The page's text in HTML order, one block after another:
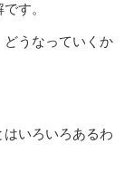
す。
うなっていくか
いろいろあるわ